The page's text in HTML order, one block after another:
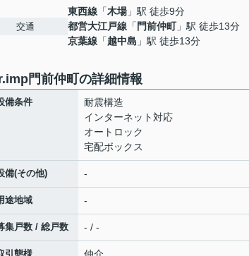
交通
東西線 「木場」駅 徒歩9分
都営大江戸線 「 門前仲町」駅 徒歩13分
京葉線 「越中島 」駅 徒歩13分
門前仲町の詳細情報
備条件
耐震構造
インターネット対応
オートロック
宅配ボックス
備(その他) -
途地域 -
集戸数 / 総戸数 - / -
引態様